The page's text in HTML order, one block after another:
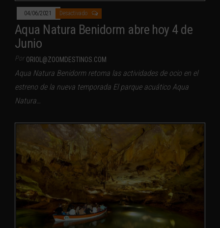
04/06/2021 Desactivado
Aqua Natura Benidorm abre hoy 4 de
Junio
Por ORIOL@ZOOMDESTINOS.COM
Aqua Natura Benidorm retoma las actividades de ocio en el
estreno de la nueva temporada El parque acuático Aqua
Natura…